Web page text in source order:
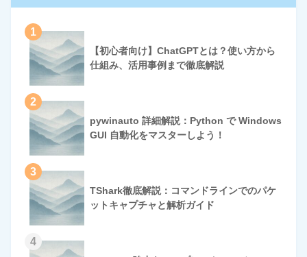
1
【初心者向け】ChatGPTとは？使い方から
仕組み、活用事例まで徹底解説
2
pywinauto 詳細解説：Python で Windows
GUI 自動化をマスターしよう！
3
TShark徹底解説：コマンドラインでのパケ
ットキャプチャと解析ガイド
4